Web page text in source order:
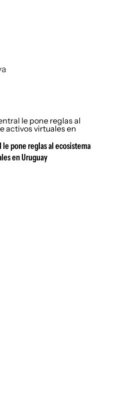
le pone reglas al ecosistema
en Uruguay